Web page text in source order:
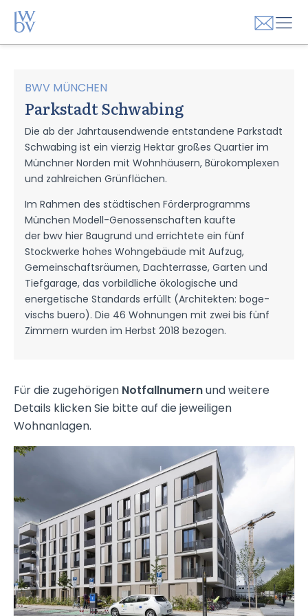
BWV MÜNCHEN
Parkstadt Schwabing
Die ab der Jahrtausendwende entstandene Parkstadt
Schwabing ist ein vierzig Hektar großes Quartier im
Münchner Norden mit Wohnhäusern, Bürokomplexen
und zahlreichen Grünflächen.
Im Rahmen des städtischen Förderprogramms
München Modell-Genossenschaften kaufte
der bwv hier Baugrund und errichtete ein fünf
Stockwerke hohes Wohngebäude mit Aufzug,
Gemeinschaftsräumen, Dachterrasse, Garten und
Tiefgarage, das vorbildliche ökologische und
energetische Standards erfüllt (Architekten: boge­
vischs buero). Die 46 Wohnungen mit zwei bis fünf
Zimmern wurden im Herbst 2018 bezogen.
Für die zugehörigen Notfallnumernund weitere
Details klicken Sie bitte auf die jeweiligen
Wohnanlagen.